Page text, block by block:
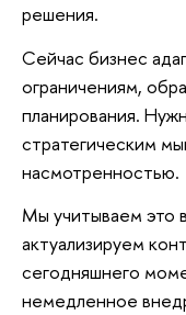
решения.
Сейчас бизнес
ограничениям,
планирования.
стратегическим
насмотренностью.
Мы учитываем это
актуализируем
сегодняшнего
немедленное